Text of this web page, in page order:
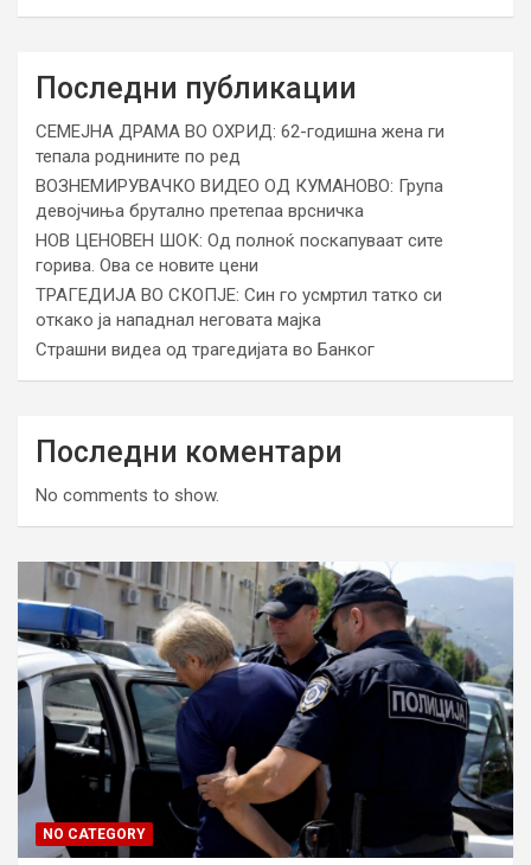
Последни публикации
СЕМЕЈНА ДРАМА ВО ОХРИД: 62-годишна жена ги
тепала роднините по ред
ВОЗНЕМИРУВАЧКО ВИДЕО ОД КУМАНОВО: Група
девојчиња брутално претепаа врсничка
НОВ ЦЕНОВЕН ШОК: Од полноќ поскапуваат сите
горива. Ова се новите цени
ТРАГЕДИЈА ВО СКОПЈЕ: Син го усмртил татко си
откако ја нападнал неговата мајка
Страшни видеа од трагедијата во Банког
Последни коментари
No comments to show.
NO CATEGORY